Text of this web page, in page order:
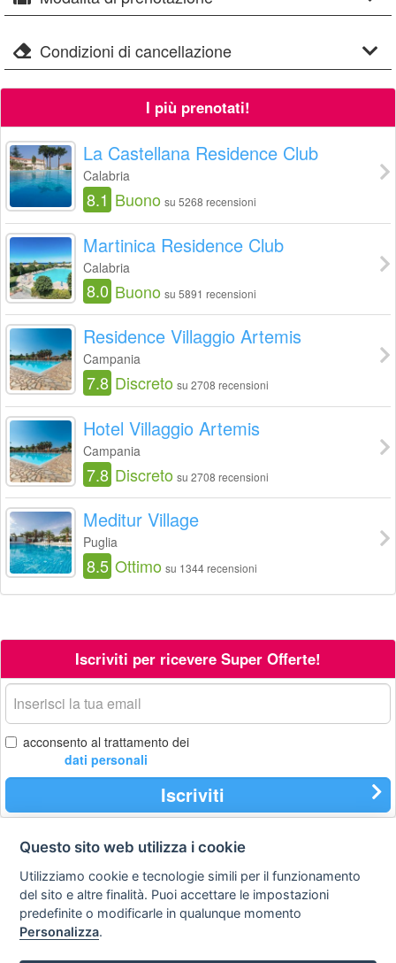
Condizioni di cancellazione
I più prenotati!
La Castellana Residence Club
Calabria
8.1 Buono su 5268 recensioni
Martinica Residence Club
Calabria
8.0 Buono su 5891 recensioni
Residence Villaggio Artemis
Campania
7.8 Discreto su 2708 recensioni
Hotel Villaggio Artemis
Campania
7.8 Discreto su 2708 recensioni
Meditur Village
Puglia
8.5 Ottimo su 1344 recensioni
Iscriviti per ricevere Super Offerte!
La
tua
email
acconsento al trattamento dei
dati personali
Iscriviti
Contatti
Privacy
policy
legale
Preferenze cookie
Questo sito web utilizza i cookie
Utilizziamo cookie e tecnologie simili per il funzionamento
del sito e altre finalità. Puoi accettare le impostazioni
predefinite o modificarle in qualunque momento
Personalizza.